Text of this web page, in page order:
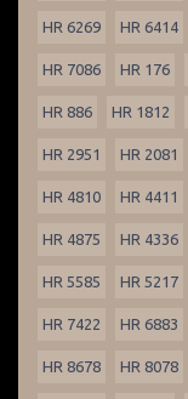
HR 6269 HR 6414
HR 7086 HR 176
HR 886 HR 1812
HR 2951 HR 2081
HR 4810 HR 4411
HR 4875 HR 4336
HR 5585 HR 5217
HR 7422 HR 6883
HR 8678 HR 8078